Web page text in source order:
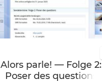
Alors parle! — Folge 2:
Poser des questions